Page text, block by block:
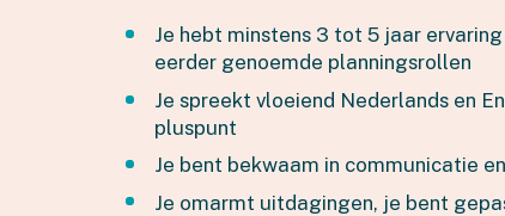
Je hebt minstens 3 tot 5 jaar
eerder genoemde planningsrollen
Je spreekt vloeiend Nederlands en
pluspunt
Je bent bekwaam in communicatie
Je omarmt uitdagingen, je bent